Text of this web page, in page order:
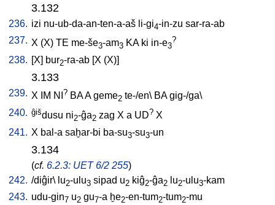
3.132
236. izi nu-ub-da-an-ten-a-aš li-gi4-in-zu sar-ra-ab
237. X (X) TE me-še3-am3 KA ki in-e3
?
238. [X] bur2-ra-ab [X (X)]
3.133
239. X IM NI ? BAA geme2 te-/en\ BA gig-/ga\
240. ĝišdusu ni2-ĝa2 zag X a UD? X
241. X bal-a saḫar-bi ba-su3-su3-un
3.134
(cf. 6.2.3: UET 6/2 255)
242. /diĝir\ lu2-ulu3 sipad u2 kiĝ2-ĝa2 lu2-ulu3-kam
243. udu-gin7 u2 gu7-a ḫe2-en-tum2-tum2-mu